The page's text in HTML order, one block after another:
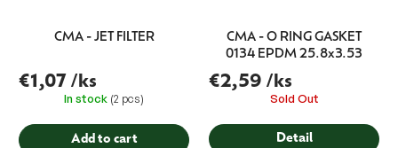
CMA - JET FILTER
€1,07 /ks
In stock (2 pcs)
Add to cart
CMA - O RING GASKET
0134 EPDM 25.8x3.53
€2,59 /ks
Sold Out
Detail